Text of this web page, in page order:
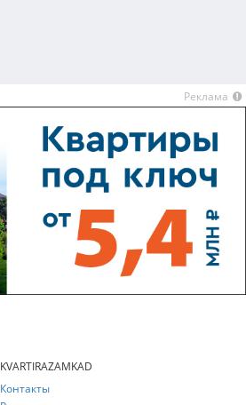
Реклама
KVARTIRAZAMKAD
Контакты